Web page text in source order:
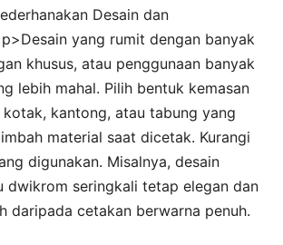
Desain dan
yang rumit dengan banyak
khusus, atau penggunaan banyak
lebih mahal. Pilih bentuk kemasan
kantong, atau tabung yang
material saat dicetak. Kurangi
digunakan. Misalnya, desain
dwikrom seringkali tetap elegan dan
daripada cetakan berwarna penuh.